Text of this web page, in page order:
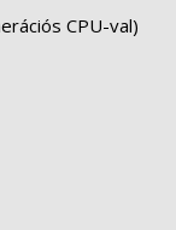
CPU-val)